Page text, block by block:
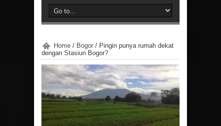
Home / Bogor / Pingin punya rumah dekat
dengan Stasiun Bogor?